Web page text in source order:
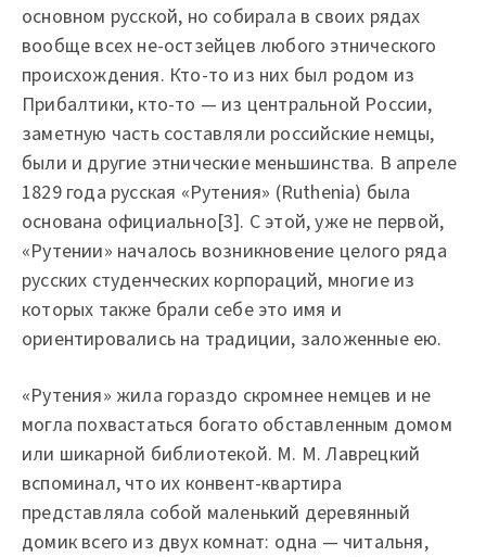
основном русской, но собирала в своих рядах
вообще всех не-остзейцев любого этнического
происхождения. Кто-то из них был родом из
Прибалтики, кто-то — из центральной России,
заметную часть составляли российские немцы,
были и другие этнические меньшинства. В апреле
1829 года русская «Рутения» (Ruthenia) была
основана официально[3]. С этой, уже не первой,
«Рутении» началось возникновение целого ряда
русских студенческих корпораций, многие из
которых также брали себе это имя и
ориентировались на традиции, заложенные ею.
«Рутения» жила гораздо скромнее немцев и не
могла похвастаться богато обставленным домом
или шикарной библиотекой. М. М. Лаврецкий
вспоминал, что их конвент-квартира
представляла собой маленький деревянный
домик всего из двух комнат: одна — читальня,